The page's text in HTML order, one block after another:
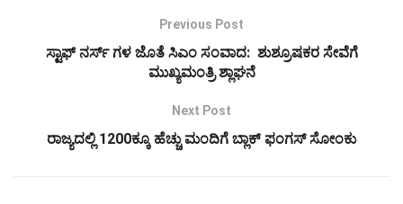
Previous Post
ಸ್ಟಾಫ್ ನರ್ಸ್ ಗಳ ಜೊತೆ ಸಿಎಂ ಸಂವಾದ: ಶುಶ್ರೂಷಕರ ಸೇವೆಗೆ
ಮುಖ್ಯಮಂತ್ರಿ ಶ್ಲಾಘನೆ
Next Post
ರಾಜ್ಯದಲ್ಲಿ 1200ಕ್ಕೂ ಹೆಚ್ಚು ಮಂದಿಗೆ ಬ್ಲಾಕ್‌ ಫಂಗಸ್‌ ಸೋಂಕು